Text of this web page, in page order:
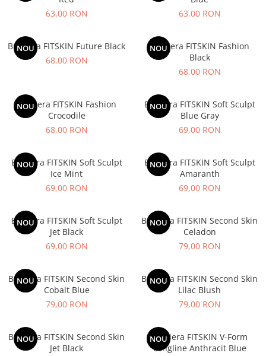
Accesorii Sala
Acccesori Antrenor
Mingi medicinale
Motricitate și Coordonare
Recuperare și Îcălzire
Berserker
Valkyrie
63,00 RON
63,00 RON
NOU
Bustiera FITSKIN Future Black
68,00 RON
NOU
Bustiera FITSKIN Fashion
Black
68,00 RON
NOU
Bustiera FITSKIN Fashion
Crocodile
68,00 RON
NOU
Bustiera FITSKIN Soft Sculpt
Blue Gray
69,00 RON
NOU
Bustiera FITSKIN Soft Sculpt
Ice Mint
69,00 RON
NOU
Bustiera FITSKIN Soft Sculpt
Amaranth
69,00 RON
NOU
Bustiera FITSKIN Soft Sculpt
Jet Black
69,00 RON
NOU
Bustiera FITSKIN Second Skin
Celadon
79,00 RON
NOU
Bustiera FITSKIN Second Skin
Cobalt Blue
79,00 RON
NOU
Bustiera FITSKIN Second Skin
Lilac Blush
79,00 RON
NOU
Bustiera FITSKIN Second Skin
Jet Black
NOU
Bustiera FITSKIN V-Form
Longline Anthracit Blue